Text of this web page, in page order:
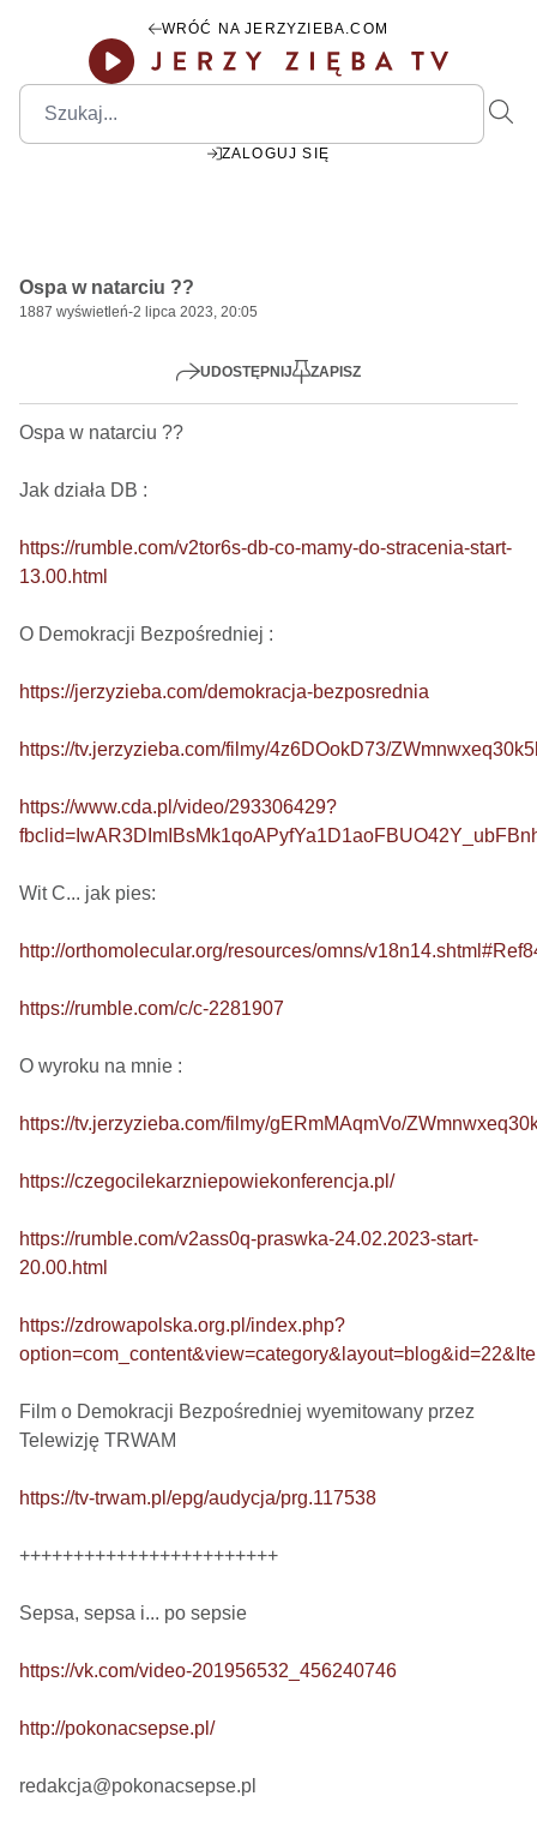
WRÓĆ NA JERZYZIEBA.COM
ZALOGUJ SIĘ
Ospa w natarciu ??
1887 wyświetleń-2 lipca 2023, 20:05
UDOSTĘPNIJ ZAPISZ
Ospa w natarciu ??
Jak działa DB :
https://rumble.com/v2tor6s-db-co-mamy-do-stracenia-start-
13.00.html
O Demokracji Bezpośredniej :
https://jerzyzieba.com/demokracja-bezposrednia
https://tv.jerzyzieba.com/filmy/4z6DOokD73/
https://www.cda.pl/video/293306429?
Wit C... jak pies:
http://orthomolecular.org/resources/omns/
https://rumble.com/c/c-2281907
O wyroku na mnie :
https://tv.jerzyzieba.com/filmy/gERmMAqmVo/
https://czegocilekarzniepowiekonferencja.pl/
https://rumble.com/v2ass0q-praswka-24.02.2023-start-
20.00.html
https://zdrowapolska.org.pl/index.php?
Film o Demokracji Bezpośredniej wyemitowany przez
Telewizję TRWAM
https://tv-trwam.pl/epg/audycja/prg.117538
++++++++++++++++++++++++
Sepsa, sepsa i... po sepsie
https://vk.com/video-201956532_456240746
http://pokonacsepse.pl/
redakcja@pokonacsepse.pl